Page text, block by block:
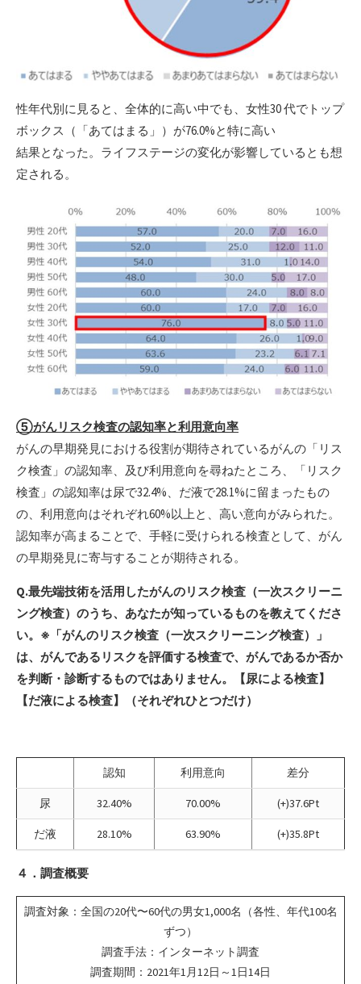
性年代別に見ると、全体的に高い中でも、女性30 代でトップ
ボックス（「あてはまる」）が76.0%と特に高い
結果となった。ライフステージの変化が影響しているとも想
定される。
⑤がんリスク検査の認知率と利用意向率
がんの早期発見における役割が期待されているがんの「リス
ク検査」の認知率、及び利用意向を尋ねたところ、「リスク
検査」の認知率は尿で32.4%、だ液で28.1%に留まったもの
の、利用意向はそれぞれ60%以上と、高い意向がみられた。
認知率が高まることで、手軽に受けられる検査として、がん
の早期発見に寄与することが期待される。
Q.最先端技術を活用したがんのリスク検査（一次スクリーニ
ング検査）のうち、あなたが知っているものを教えてくださ
い。※「がんのリスク検査（一次スクリーニング検査）」
は、がんであるリスクを評価する検査で、がんであるか否か
を判断・診断するものではありません。【尿による検査】
【だ液による検査】（それぞれひとつだけ）
認知 利用意向 差分
尿 32.40% 70.00% (+)37.6Pt
だ液 28.10% 63.90% (+)35.8Pt
４．調査概要
調査対象：全国の20代〜60代の男女1,000名（各性、年代100名
ずつ）
調査手法：インターネット調査
調査期間：2021年1月12日～1日14日